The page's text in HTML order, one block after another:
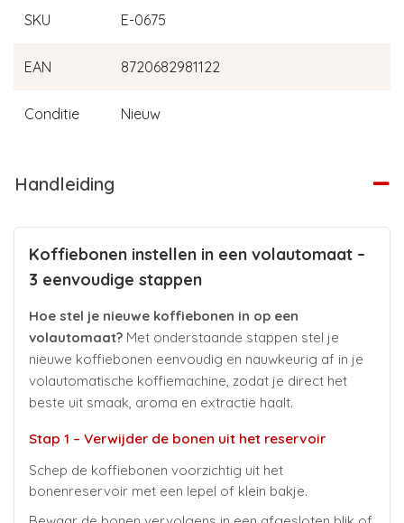
SKU E-0675
EAN 8720682981122
Conditie Nieuw
Handleiding
Koffiebonen instellen in een volautomaat –
3 eenvoudige stappen
Hoe stel je nieuwe koffiebonen in op een
volautomaat? Met onderstaande stappen stel je
nieuwe koffiebonen eenvoudig en nauwkeurig af in je
volautomatische koffiemachine, zodat je direct het
beste uit smaak, aroma en extractie haalt.
Stap 1 – Verwijder de bonen uit het reservoir
Schep de koffiebonen voorzichtig uit het
bonenreservoir met een lepel of klein bakje.